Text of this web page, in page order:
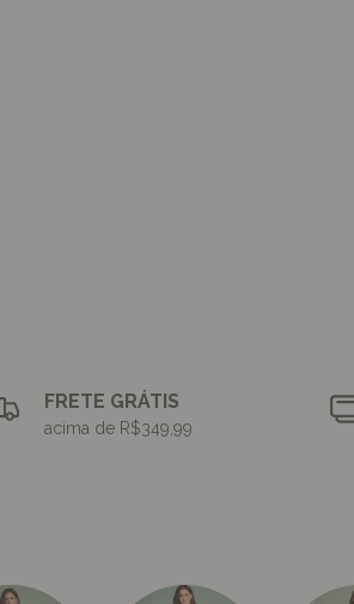
FRETE GRÁTIS
acima de R$349,99